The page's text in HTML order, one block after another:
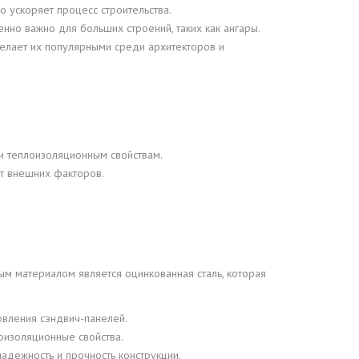
процесс строительства.
важно для больших строений, таких как ангары.
их популярными среди архитекторов и
теплоизоляционным свойствам.
внешних факторов.
является оцинкованная сталь, которая
сэндвич-панелей.
свойства.
и прочность конструкции.